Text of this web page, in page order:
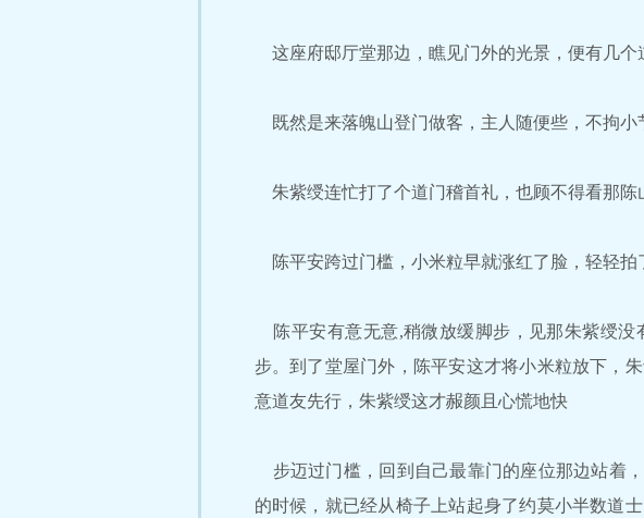
这座府邸厅堂那边，瞧见门外的光景，便有几个
既然是来落魄山登门做客，主人随便些，不拘小
朱紫绶连忙打了个道门稽首礼，也顾不得看那陈
陈平安跨过门槛，小米粒早就涨红了脸，轻轻拍
陈平安有意无意,稍微放缓脚步，见那朱紫绶没
步。到了堂屋门外，陈平安这才将小米粒放下，
意道友先行，朱紫绶这才赧颜且心慌地快
步迈过门槛，回到自己最靠门的座位那边站着
的时候，就已经从椅子上站起身了约莫小半数道